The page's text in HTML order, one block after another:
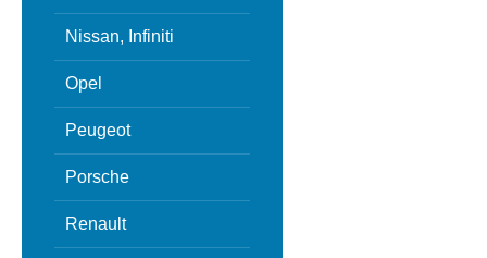
Nissan, Infiniti
Opel
Peugeot
Porsche
Renault